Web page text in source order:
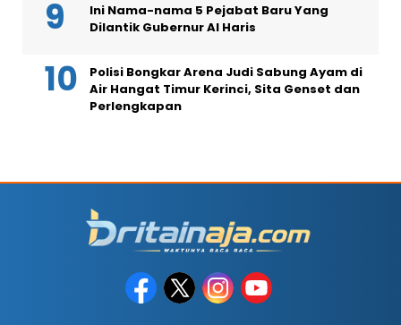
Ini Nama-nama 5 Pejabat Baru Yang
Dilantik Gubernur Al Haris
Polisi Bongkar Arena Judi Sabung Ayam di
Air Hangat Timur Kerinci, Sita Genset dan
Perlengkapan